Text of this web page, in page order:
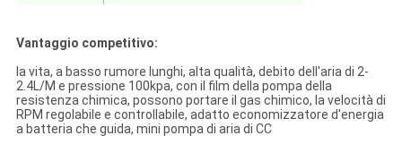
Vantaggio competitivo:
la vita, a basso rumore lunghi, alta qualità, debito dell'aria di 2-
2.4L/M e pressione 100kpa, con il film della pompa della
resistenza chimica, possono portare il gas chimico, la velocità di
RPM regolabile e controllabile, adatto economizzatore d'energia
a batteria che guida, mini pompa di aria di CC